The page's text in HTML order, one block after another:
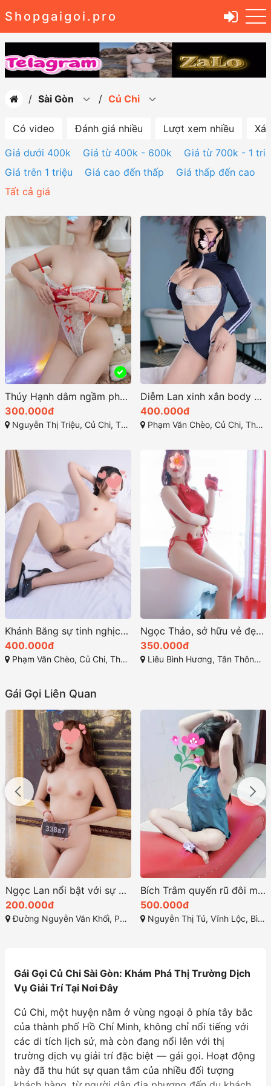
Shopgaigoi.pro
Sài Gòn Củ Chi
Có video Đánh giá nhiều Lượt xem nhiều
Giá dưới 400k
Giá từ 400k - 600k
Giá từ 700k - 1
Giá trên 1 triệu
Giá cao đến thấp
Giá thấp đến cao
Tất cả giá
Thúy Hạnh dâm ngầm phục vụ nhiệt tình
300.000đ
Nguyễn Thị Triệu, Củ Chi, Thành phố Hồ Chí Minh
Diễm Lan xinh xắn body chuẩn chỉnh
400.000đ
Phạm Văn Chèo, Củ Chi, Thành phố Hồ Chí Minh
Khánh Băng sự tinh nghịch và nụ cười tỏa nắng
400.000đ
Phạm Văn Chèo, Củ Chi, Thành phố Hồ Chí Minh
Ngọc Thảo, sở hữu vẻ đẹp mê hồn cùng nụ cười rạng rỡ
350.000đ
Liêu Bình Hương, Tân Thông Hội, Củ Chi, Thành phố Hồ Chí Minh
Gái Gọi Liên Quan
Ngọc Lan nổi bật với sự ngọt ngào và cuốn hút
200.000đ
Đường Nguyễn Văn Khối, Phường 9, quận Gò Vấp, Thành phố Hồ Chí Minh
Bích Trâm quyến rũ đôi mắt lấp lánh và làn da trắng sáng
500.000đ
Nguyễn Thị Tú, Vĩnh Lộc, Bình Chánh
Gái Gọi Củ Chi Sài Gòn: Khám Phá Thị Trường Dịch
Vụ Giải Trí Tại Nơi Đây
Củ Chi, một huyện nằm ở vùng ngoại ô phía tây bắc
của thành phố Hồ Chí Minh, không chỉ nổi tiếng với
các di tích lịch sử, mà còn đang nổi lên với thị
trường dịch vụ giải trí đặc biệt — gái gọi. Hoạt động
này đã thu hút sự quan tâm của nhiều đối tượng